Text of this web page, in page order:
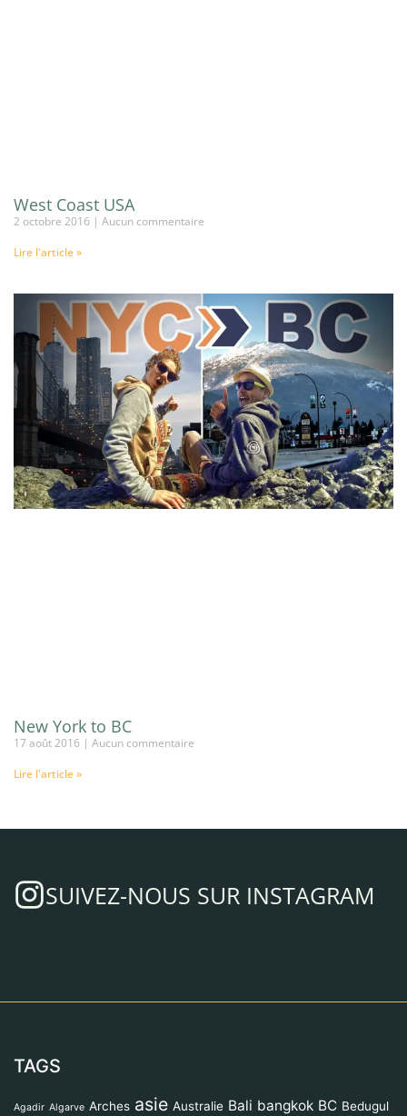
West Coast USA
2 octobre 2016
Aucun commentaire
Lire l'article »
New York to BC
17 août 2016
Aucun commentaire
Lire l'article »
SUIVEZ-NOUS SUR INSTAGRAM
TAGS
Agadir Algarve Arches asie Australie Bali bangkok BC Bedugul